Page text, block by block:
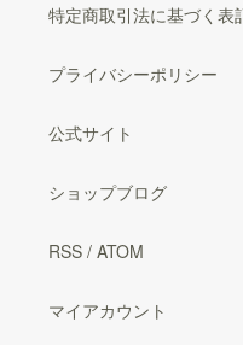
特定商取引法に基づく表
プライバシーポリシー
公式サイト
ショップブログ
RSS / ATOM
マイアカウント